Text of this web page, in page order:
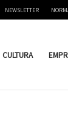
NEWSLETTER
CULTURA